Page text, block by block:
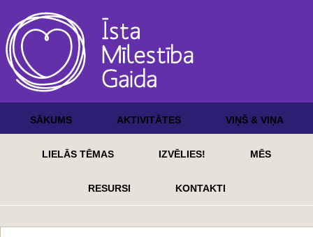
SĀKUMS AKTIVITĀTES VIŅŠ & VIŅA
LIELĀS TĒMAS IZVĒLIES! MĒS
RESURSI KONTAKTI